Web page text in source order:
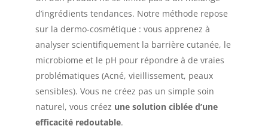
d’ingrédients tendances. Notre méthode repose
sur la dermo-cosmétique : vous apprenez à
analyser scientifiquement la barrière cutanée, le
microbiome et le pH pour répondre à de vraies
problématiques (Acné, vieillissement, peaux
sensibles). Vous ne créez pas un simple soin
naturel, vous créez une solution ciblée d’une
efficacité redoutable.